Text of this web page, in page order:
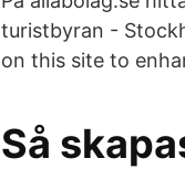
turistbyran -
on this site to
Så